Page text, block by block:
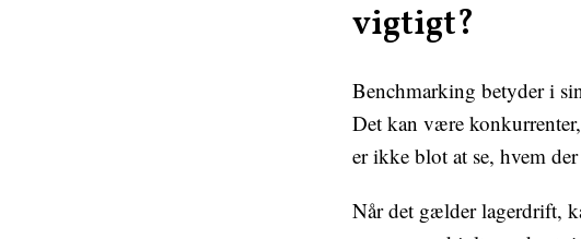
vigtigt?
Benchmarking betyder i
Det kan være
er ikke blot at se, hvem
Når det gælder lagerdrift,